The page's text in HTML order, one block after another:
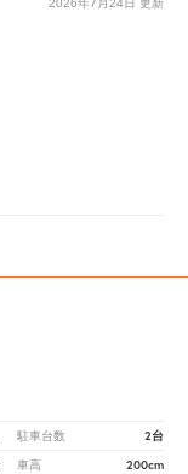
駐車台数 2台
車高 200cm